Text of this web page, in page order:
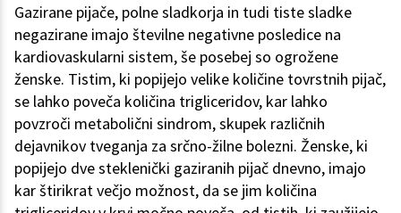
Gazirane pijače, polne sladkorja in tudi tiste sladke
negazirane imajo številne negativne posledice na
kardiovaskularni sistem, še posebej so ogrožene
ženske. Tistim, ki popijejo velike količine tovrstnih pijač,
se lahko poveča količina trigliceridov, kar lahko
povzroči metabolični sindrom, skupek različnih
dejavnikov tveganja za srčno-žilne bolezni. Ženske, ki
popijejo dve steklenički gaziranih pijač dnevno, imajo
kar štirikrat večjo možnost, da se jim količina